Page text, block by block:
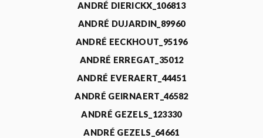
ANDRÉ DIERICKX_106813
ANDRÉ DUJARDIN_89960
ANDRÉ EECKHOUT_95196
ANDRÉ ERREGAT_35012
ANDRÉ EVERAERT_44451
ANDRÉ GEIRNAERT_46582
ANDRÉ GEZELS_123330
ANDRÉ GEZELS_64661